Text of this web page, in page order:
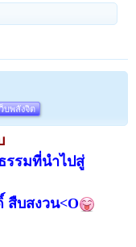
บพลังจิต
รรมที่นำไปสู่
บสงวน<O